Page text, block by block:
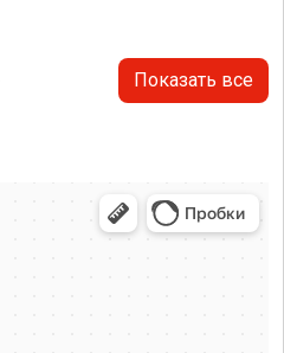
Показать все